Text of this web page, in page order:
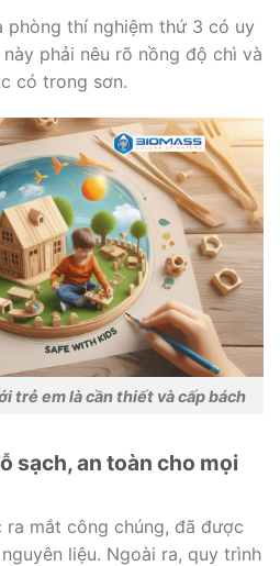
phòng thí nghiệm thứ 3 có uy
phải nêu rõ nồng độ chì và
có trong sơn.
trẻ em là cần thiết và cấp bách
sạch, an toàn cho mọi
mắt công chúng, đã được
liệu. Ngoài ra, quy trình